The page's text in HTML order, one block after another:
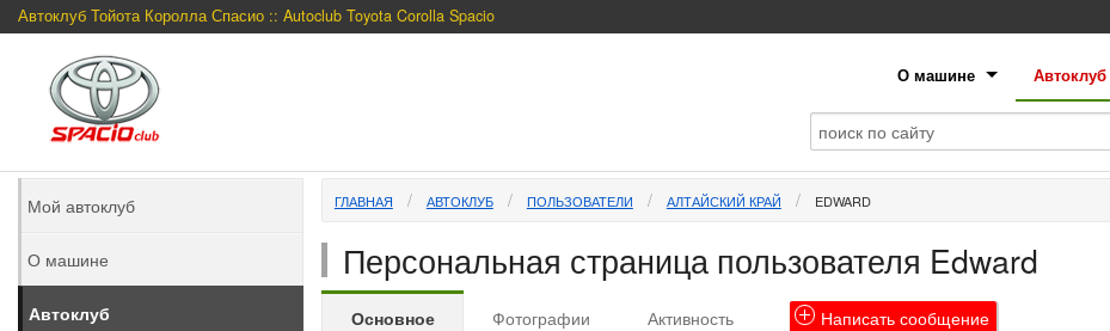
Автоклуб Тойота Королла Спасио :: Autoclub Toyota Corolla Spacio
О машине Автоклуб
ГЛАВНАЯ АВТОКЛУБ ПОЛЬЗОВАТЕЛИ АЛТАЙСКИЙ КРАЙ EDWARD
Персональная страница пользователя Edward
Основное Фотографии Активность Написатьсообщение
Мой автоклуб
О машине
Автоклуб